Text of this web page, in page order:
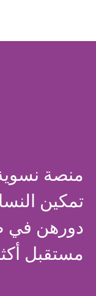
منصة
تمكين
دورهن في
مستقبل